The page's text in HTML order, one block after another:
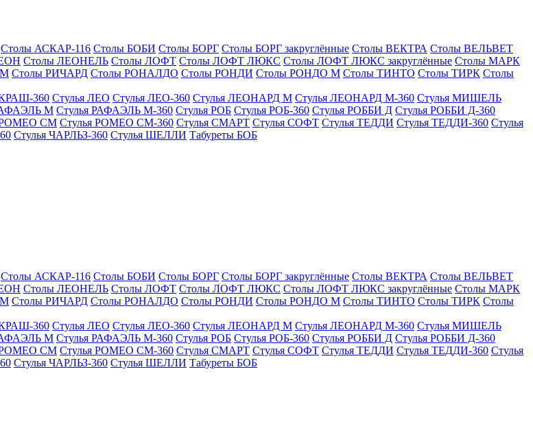
Столы АСКАР-116 Столы БОБИ Столы БОРГ Столы БОРГ закруглённые Столы ВЕКТРА Столы ВЕЛЬВЕТ
Столы ЛЕОНЕЛЬ Столы ЛОФТ Столы ЛОФТ ЛЮКС Столы ЛОФТ ЛЮКС закруглённые Столы МАРК
Столы РИЧАРД Столы РОНАЛДО Столы РОНДИ Столы РОНДО М Столы ТИНТО Столы ТИРК Столы
КРАШ-360 Стулья ЛЕО Стулья ЛЕО-360 Стулья ЛЕОНАРД М Стулья ЛЕОНАРД М-360 Стулья МИШЕЛЬ
М Стулья РАФАЭЛЬ М-360 Стулья РОБ Стулья РОБ-360 Стулья РОББИ Д Стулья РОББИ Д-360
РОМЕО СМ Стулья РОМЕО СМ-360 Стулья СМАРТ Стулья СОФТ Стулья ТЕДДИ Стулья ТЕДДИ-360 Стулья
Стулья ЧАРЛЬЗ-360 Стулья ШЕЛЛИ Табуреты БОБ
Столы АСКАР-116 Столы БОБИ Столы БОРГ Столы БОРГ закруглённые Столы ВЕКТРА Столы ВЕЛЬВЕТ
Столы ЛЕОНЕЛЬ Столы ЛОФТ Столы ЛОФТ ЛЮКС Столы ЛОФТ ЛЮКС закруглённые Столы МАРК
Столы РИЧАРД Столы РОНАЛДО Столы РОНДИ Столы РОНДО М Столы ТИНТО Столы ТИРК Столы
КРАШ-360 Стулья ЛЕО Стулья ЛЕО-360 Стулья ЛЕОНАРД М Стулья ЛЕОНАРД М-360 Стулья МИШЕЛЬ
М Стулья РАФАЭЛЬ М-360 Стулья РОБ Стулья РОБ-360 Стулья РОББИ Д Стулья РОББИ Д-360
РОМЕО СМ Стулья РОМЕО СМ-360 Стулья СМАРТ Стулья СОФТ Стулья ТЕДДИ Стулья ТЕДДИ-360 Стулья
Стулья ЧАРЛЬЗ-360 Стулья ШЕЛЛИ Табуреты БОБ